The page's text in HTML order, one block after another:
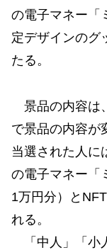
の電子マネー「
定デザインのグ
たる。
景品の内容は
で景品の内容が
当選された人に
の電子マネー「
1万円分）と
れる。
「中人」「小